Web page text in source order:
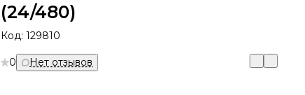
(24/480)
Код:129810
0 Нет отзывов